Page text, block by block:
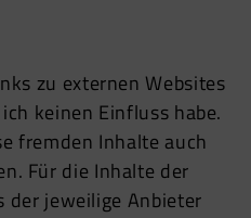
zu externen Websites
keinen Einfluss habe.
fremden Inhalte auch
Für die Inhalte der
jeweilige Anbieter